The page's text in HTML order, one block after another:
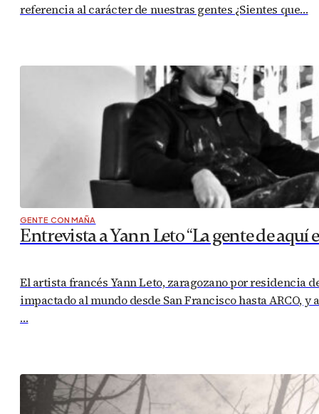
referencia al carácter de nuestras gentes ¿Sientes que…
GENTE CON MAÑA
Entrevista a Yann Leto “La gente de aquí
El artista francés Yann Leto, zaragozano por residencia
impactado al mundo desde San Francisco hasta ARCO,
…